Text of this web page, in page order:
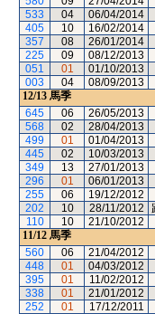
533
04 06/04/2014
405
10 16/02/2014
357
08 26/01/2014
225
09 08/12/2013
051
01 01/10/2013
003
04 08/09/2013
12/13 馬季
645
06 26/05/2013
568
02 28/04/2013
499
01 01/04/2013
445
02 10/03/2013
349
13 27/01/2013
296
01 06/01/2013
255
06 19/12/2012
202
10 28/11/2012
110
10 21/10/2012
11/12 馬季
560
06 21/04/2012
448
01 04/03/2012
395
01 11/02/2012
338
01 21/01/2012
252
01 17/12/2011